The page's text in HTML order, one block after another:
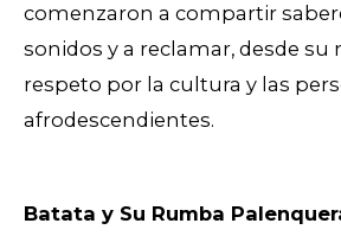
comenzaron a compartir
sonidos y a reclamar, desde su
respeto por la cultura y las
afrodescendientes.
Batata y Su Rumba